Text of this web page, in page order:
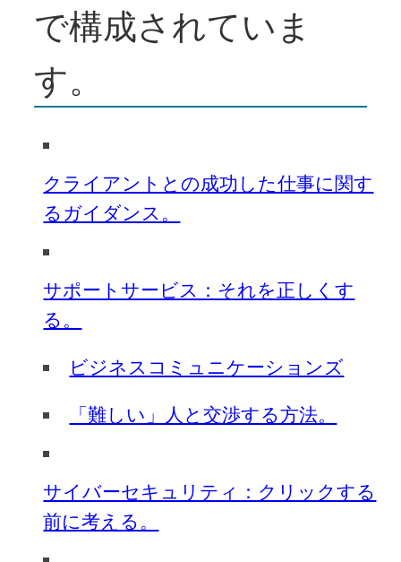
で構成されていま
す。
クライアントとの成功した仕事に関す
るガイダンス。
サポートサービス：それを正しくす
る。
ビジネスコミュニケーションズ
「難しい」人と交渉する方法。
サイバーセキュリティ：クリックする
前に考える。